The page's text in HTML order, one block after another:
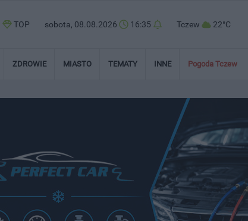
TOP sobota, 08.08.2026 16:36 Tczew 22°C
ZDROWIE MIASTO TEMATY INNE Pogoda Tczew